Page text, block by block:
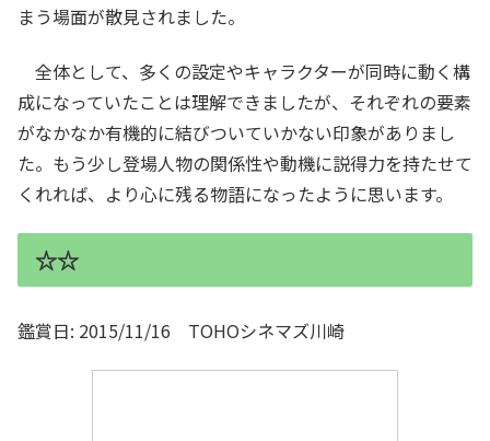
まう場面が散見されました。
全体として、多くの設定やキャラクターが同時に動く構
成になっていたことは理解できましたが、それぞれの要素
がなかなか有機的に結びついていかない印象がありまし
た。もう少し登場人物の関係性や動機に説得力を持たせて
くれれば、より心に残る物語になったように思います。
☆☆
鑑賞日: 2015/11/16 TOHOシネマズ川崎